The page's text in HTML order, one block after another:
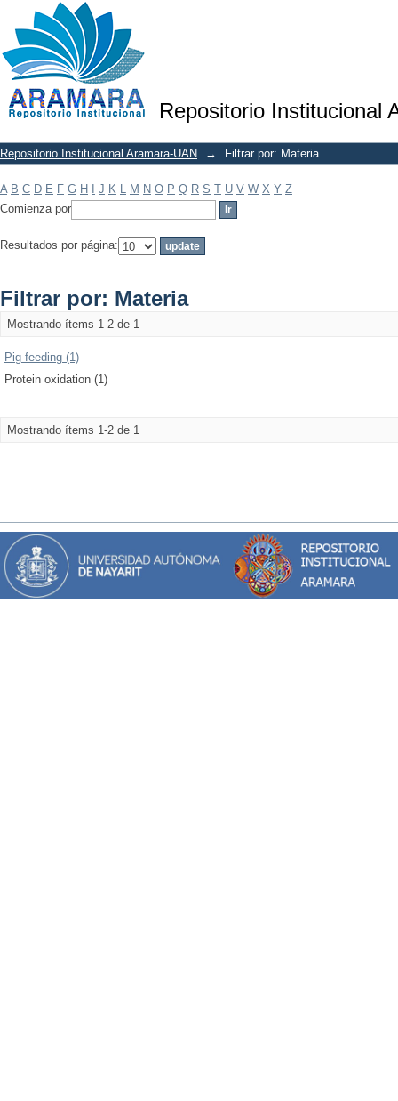
Repositorio Institucional
Filtrar por: Materia
Repositorio Institucional Aramara-UAN → Filtrar por: Materia
A B C D E F G H J K L M N O P Q R S T U V W X Y Z
Comienza por
Resultados por página:
Filtrar por: Materia
Mostrando ítems 1-2 de 1
Pig feeding (1)
Protein oxidation (1)
Mostrando ítems 1-2 de 1